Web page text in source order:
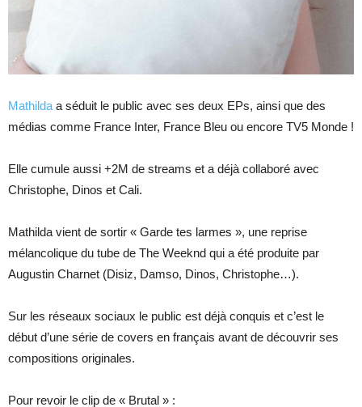
Mathilda a séduit le public avec ses deux EPs, ainsi que des
médias comme France Inter, France Bleu ou encore TV5 Monde !
Elle cumule aussi +2M de streams et a déjà collaboré avec
Christophe, Dinos et Cali.
Mathilda vient de sortir « Garde tes larmes », une reprise
mélancolique du tube de The Weeknd qui a été produite par
Augustin Charnet (Disiz, Damso, Dinos, Christophe…).
Sur les réseaux sociaux le public est déjà conquis et c’est le
début d’une série de covers en français avant de découvrir ses
compositions originales.
Pour revoir le clip de « Brutal » :